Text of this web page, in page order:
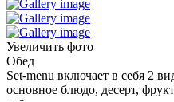
Увеличить фото
Обед
Set-menu включает в себя 2
основное блюдо, десерт,